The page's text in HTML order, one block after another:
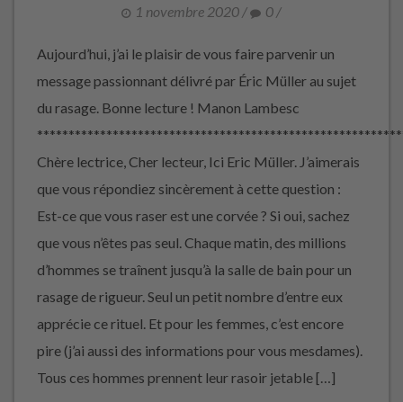
1 novembre 2020 / 0 /
Aujourd’hui, j’ai le plaisir de vous faire parvenir un
message passionnant délivré par Éric Müller au sujet
du rasage. Bonne lecture ! Manon Lambesc
Chère lectrice, Cher lecteur, Ici Eric Müller. J’aimerais
que vous répondiez sincèrement à cette question :
Est-ce que vous raser est une corvée ? Si oui, sachez
que vous n’êtes pas seul. Chaque matin, des millions
d’hommes se traînent jusqu’à la salle de bain pour un
rasage de rigueur. Seul un petit nombre d’entre eux
apprécie ce rituel. Et pour les femmes, c’est encore
pire (j’ai aussi des informations pour vous mesdames).
Tous ces hommes prennent leur rasoir jetable […]